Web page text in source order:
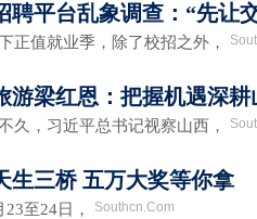
聘平台乱象调查：“先让
值就业季，除了校招之外，
游梁红恩：把握机遇深
，习近平总书记视察山西，
生三桥 五万大奖等你拿
至24日， Southcn.Com